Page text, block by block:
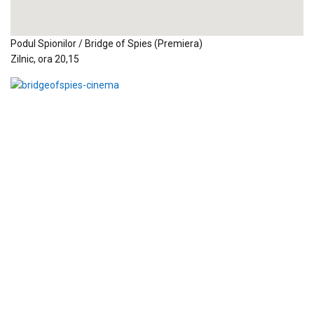
Podul Spionilor / Bridge of Spies (Premiera)
Zilnic, ora 20,15